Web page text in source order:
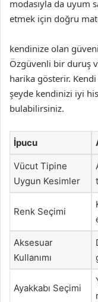
modasıyla da uyum
etmek için doğru
kendinize olan
Özgüvenli bir duruş
harika gösterir. Kendi
şeyde kendinizi iyi
bulabilirsiniz.
İpucu
Vücut Tipine
Uygun Kesimler
Renk Seçimi
Aksesuar
Kullanımı
Ayakkabı Seçimi